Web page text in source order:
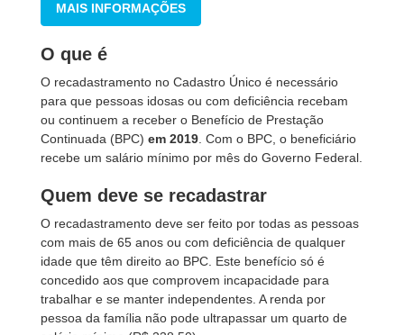
MAIS INFORMAÇÕES
O que é
O recadastramento no Cadastro Único é necessário
para que pessoas idosas ou com deficiência recebam
ou continuem a receber o Benefício de Prestação
Continuada (BPC) em 2019 . Com o BPC, o beneficiário
recebe um salário mínimo por mês do Governo Federal.
Quem deve se recadastrar
O recadastramento deve ser feito por todas as pessoas
com mais de 65 anos ou com deficiência de qualquer
idade que têm direito ao BPC. Este benefício só é
concedido aos que comprovem incapacidade para
trabalhar e se manter independentes. A renda por
pessoa da família não pode ultrapassar um quarto de